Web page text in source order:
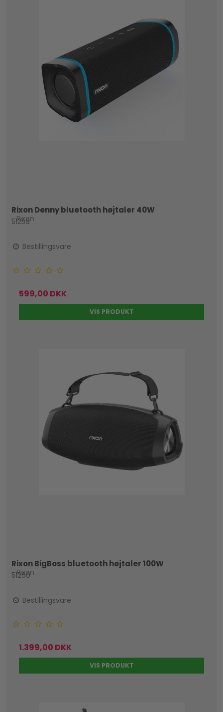
Rixon Denny bluetooth højtaler 40W
Rixon
51259
Bestillingsvare
599,00 DKK
VIS PRODUKT
Rixon BigBoss bluetooth højtaler 100W
Rixon
51260
Bestillingsvare
1.399,00 DKK
VIS PRODUKT